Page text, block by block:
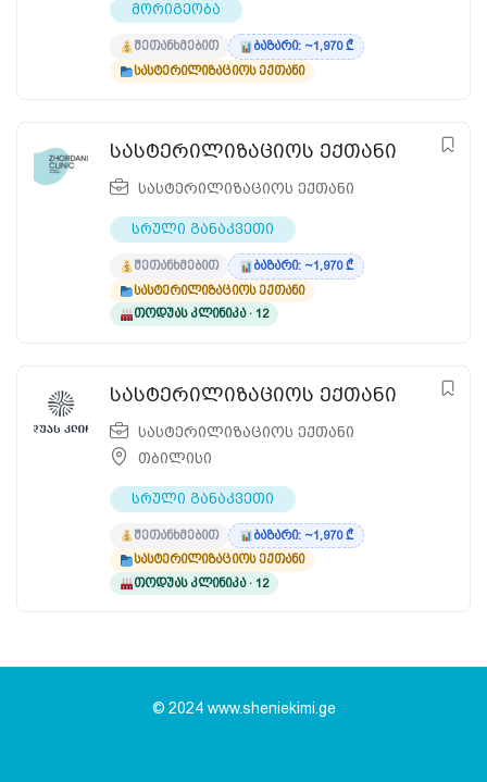
მორიგეობა
შეთანხმებით
ბაზარი: ~1,970 ₾
სასტერილიზაციოს ექთანი
სასტერილიზაციოს ექთანი
სასტერილიზაციოს ექთანი
სრული განაკვეთი
შეთანხმებით
ბაზარი: ~1,970 ₾
სასტერილიზაციოს ექთანი
თოდუას კლინიკა · 12
სასტერილიზაციოს ექთანი
სასტერილიზაციოს ექთანი
თბილისი
სრული განაკვეთი
შეთანხმებით
ბაზარი: ~1,970 ₾
სასტერილიზაციოს ექთანი
თოდუას კლინიკა · 12
© 2024 www.sheniekimi.ge